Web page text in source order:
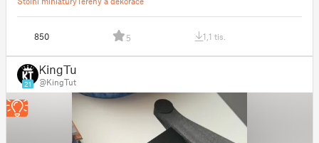
850 5 1,1 tis.
21
KingTut
@KingTut